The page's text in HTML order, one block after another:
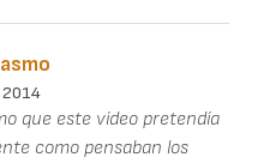
2014
que este vídeo pretendía
como pensaban los